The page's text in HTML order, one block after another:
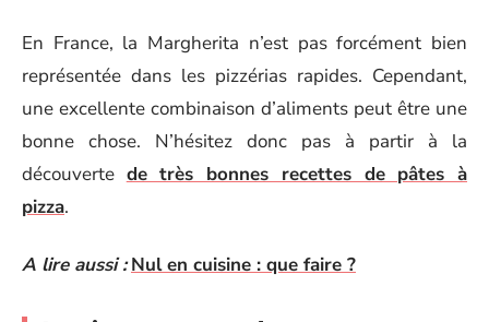
En France, la Margherita n’est pas forcément bien
représentée dans les pizzérias rapides. Cependant,
une excellente combinaison d’aliments peut être une
bonne chose. N’hésitez donc pas à partir à la
découverte de très bonnes recettes de pâtes à
pizza.
A lire aussi : Nul en cuisine : que faire ?